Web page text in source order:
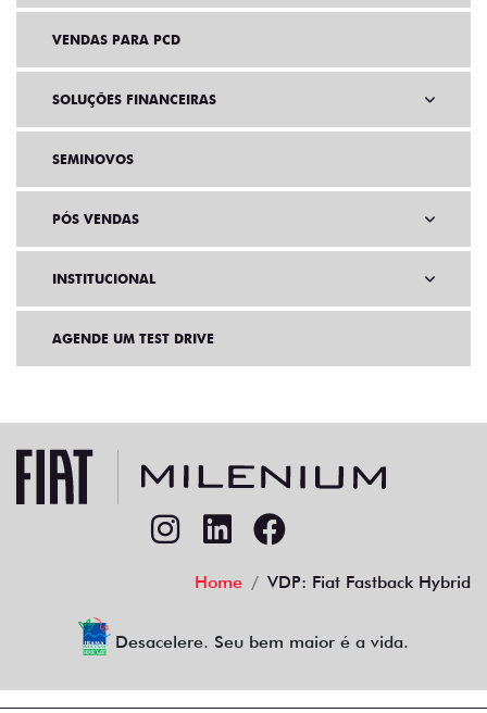
VENDAS PARA PCD
SOLUÇÕES FINANCEIRAS
SEMINOVOS
PÓS VENDAS
INSTITUCIONAL
AGENDE UM TEST DRIVE
Home VDP: Fiat Fastback Hybrid
Desacelere. Seu bem maior é a vida.